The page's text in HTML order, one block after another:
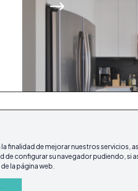
de mejorar nuestros servicios,
configurar su navegador pudiendo, si
la página web.
Política de Privacidad